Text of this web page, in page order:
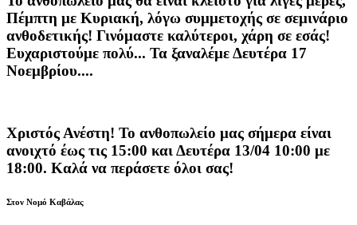
Πέμπτη με Κυριακή, λόγω συμμετοχής σε σεμινάριο
ανθοδετικής! Γινόμαστε καλύτεροι, χάρη σε εσάς!
Ευχαριστούμε πολύ... Τα ξαναλέμε Δευτέρα 17
Νοεμβρίου....
Χριστός Ανέστη! Το ανθοπωλείο μας σήμερα είναι
ανοιχτό έως τις 15:00 και Δευτέρα 13/04 10:00 με
18:00. Καλά να περάσετε όλοι σας!
Στον Νομό Καβάλας